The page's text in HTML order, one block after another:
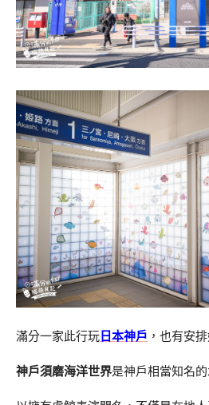
滿分一家此行玩 日本神戶 ，也有安
神戶須磨海洋世界是神戶相當知名